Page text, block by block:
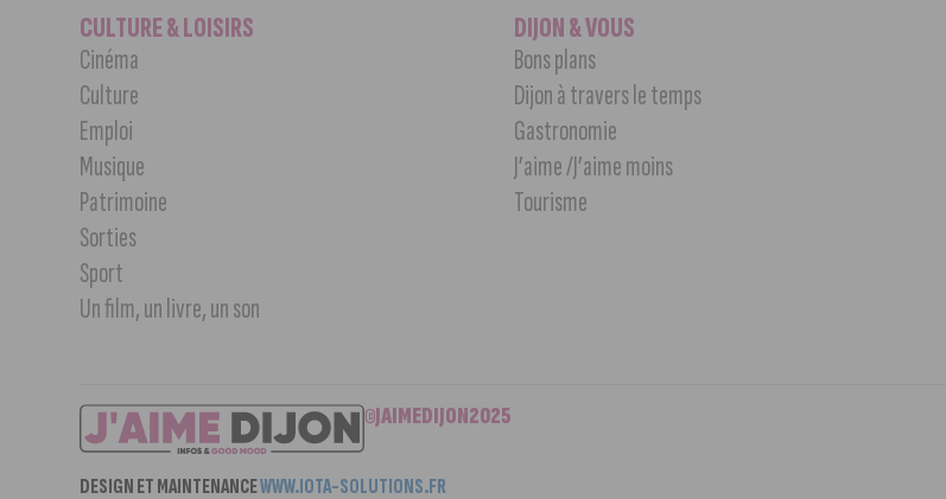
CULTURE & LOISIRS
Cinéma
Culture
Emploi
Musique
Patrimoine
Sorties
Sport
Un film, un livre, un son
DIJON & VOUS
Bons plans
Dijon à travers le temps
Gastronomie
J’aime /J’aime moins
Tourisme
©JAIMEDIJON2025
DESIGN ET MAINTENANCEWWW.IOTA-SOLUTIONS.FR